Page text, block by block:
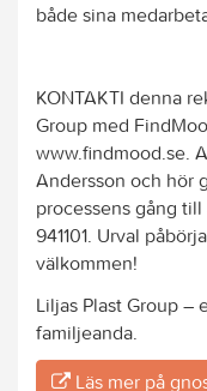
både sina
KONTAKTI denna
Group med
www.findmood.se.
Andersson och hör
processens gång
941101. Urval
välkommen!
Liljas Plast Group –
familjeanda.
Läs mer på